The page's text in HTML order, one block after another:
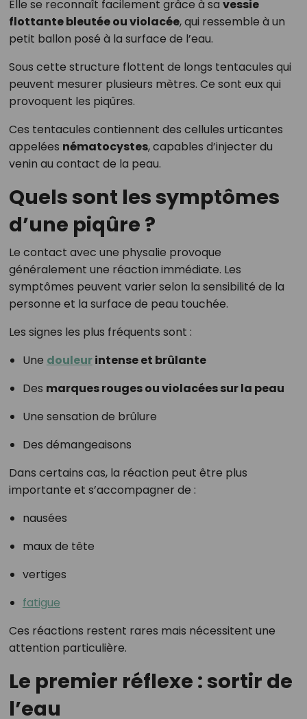
Elle se reconnaît facilement grâce à sa vessie
flottante bleutée ou violacée, qui ressemble à un
petit ballon posé à la surface de l’eau.
Sous cette structure flottent de longs tentacules qui
peuvent mesurer plusieurs mètres. Ce sont eux qui
provoquent les piqûres.
Ces tentacules contiennent des cellules urticantes
appelées nématocystes, capables d’injecter du
venin au contact de la peau.
Quels sont les symptômes
d’une piqûre ?
Le contact avec une physalie provoque
généralement une réaction immédiate. Les
symptômes peuvent varier selon la sensibilité de la
personne et la surface de peau touchée.
Les signes les plus fréquents sont :
Une douleurintense et brûlante
Des marques rouges ou violacées sur la peau
Une sensation de brûlure
Des démangeaisons
Dans certains cas, la réaction peut être plus
importante et s’accompagner de :
nausées
maux de tête
vertiges
fatigue
Ces réactions restent rares mais nécessitent une
attention particulière.
Le premier réflexe : sortir de
l’eau